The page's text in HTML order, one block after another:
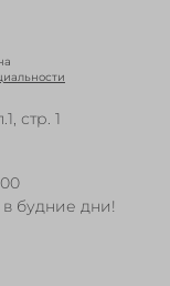
стр. 1
в будние дни!